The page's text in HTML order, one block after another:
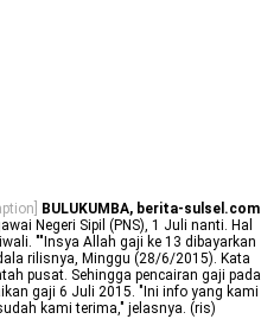
BULUKUMBA, berita-sulsel.com
Negeri Sipil (PNS), 1 Juli nanti. Hal
""Insya Allah gaji ke 13 dibayarkan
rilisnya, Minggu (28/6/2015). Kata
pusat. Sehingga pencairan gaji pada
gaji 6 Juli 2015. "Ini info yang kami
kami terima," jelasnya. (ris)